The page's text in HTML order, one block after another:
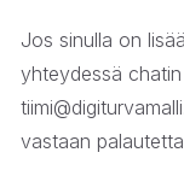
Jos sinulla on
yhteydessä
vastaan